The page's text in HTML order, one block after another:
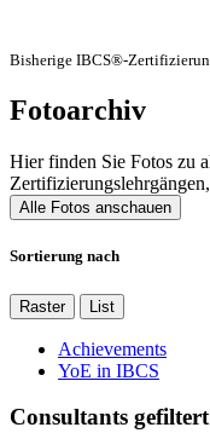
Bisherige IBCS®-
Fotoarchiv
Hier finden Sie Fotos zu
Alle Fotos anschauen
Sortierung nach
Raster List
Achievements
YoE in IBCS
Consultants